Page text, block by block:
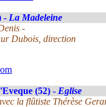
- La Madeleine
-
Dubois, direction
(52) - Eglise
la flûtiste Thérèse